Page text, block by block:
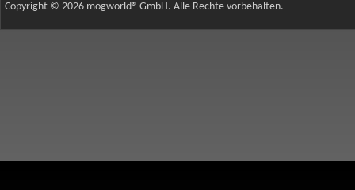
Copyright © 2026 mogworld® GmbH. Alle Rechte vorbehalten.